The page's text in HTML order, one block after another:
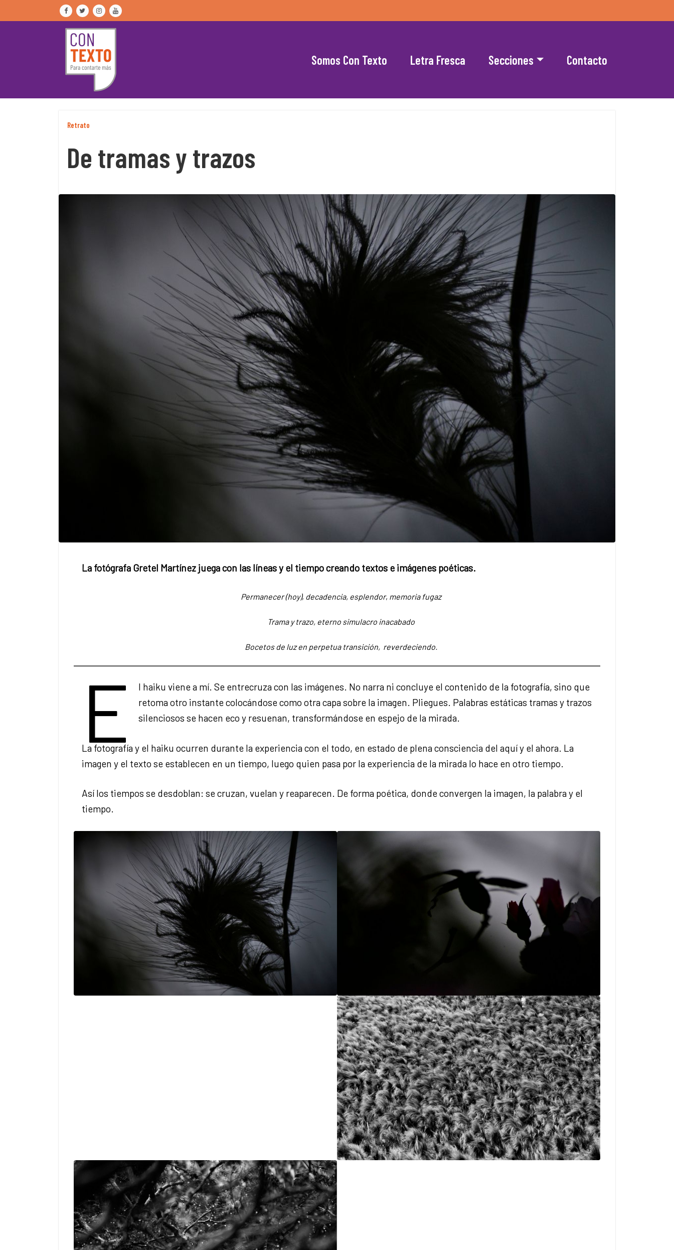
to
Somos Con Texto Letra Fresca Secciones Contacto
Retrato
De tramas y trazos
La fotógrafa Gretel Martínez juega con las líneas y el tiempo creando textos e imágenes poéticas.
Permanecer (hoy), decadencia, esplendor, memoria fugaz
Trama y trazo, eterno simulacro inacabado
Bocetos de luz en perpetua transición, reverdeciendo.
E
l haiku viene a mí. Se entrecruza con las imágenes. No narra ni concluye el contenido de la fotografía, sino que
retoma otro instante colocándose como otra capa sobre la imagen. Pliegues. Palabras estáticas tramas y trazos
silenciosos se hacen eco y resuenan, transformándose en espejo de la mirada.
La fotografía y el haiku ocurren durante la experiencia con el todo, en estado de plena consciencia del aquí y el ahora. La
imagen y el texto se establecen en un tiempo, luego quien pasa por la experiencia de la mirada lo hace en otro tiempo.
Así los tiempos se desdoblan: se cruzan, vuelan y reaparecen. De forma poética, donde convergen la imagen, la palabra y el
tiempo.